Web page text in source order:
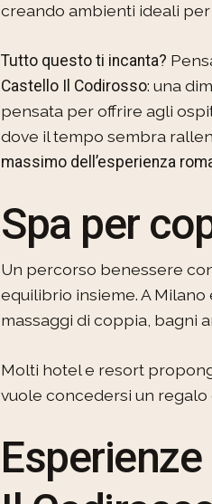
creando ambienti ideali per
Tutto questo ti incanta?
Castello Il Codirosso: una
pensata per offrire agli
dove il tempo sembra
massimo dell’esperienza
Spa per
Un percorso benessere
equilibrio insieme. A Milano
massaggi di coppia, bagni
Molti hotel e resort
vuole concedersi un